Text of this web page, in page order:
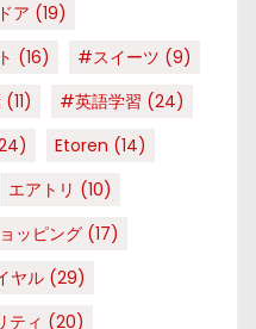
ア (19)
(16) #スイーツ (9)
(11) #英語学習 (24)
Etoren (14)
エアトリ (10)
ッピング (17)
ヤル (29)
ティ (20)